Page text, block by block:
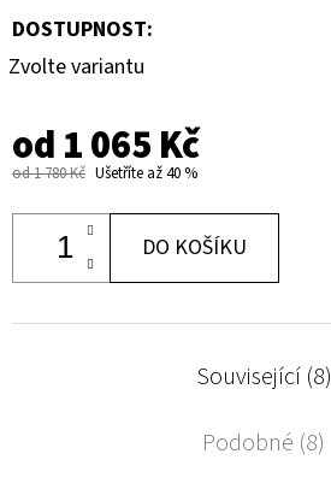
DOSTUPNOST:
Zvolte variantu
od1 065 Kč
od 1 780 Kč Ušetříte až 40 %
DO KOŠÍKU
Související (8)
Podobné (8)